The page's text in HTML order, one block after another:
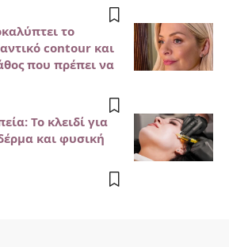
το
contour και
που πρέπει να
Το κλειδί για
και φυσική